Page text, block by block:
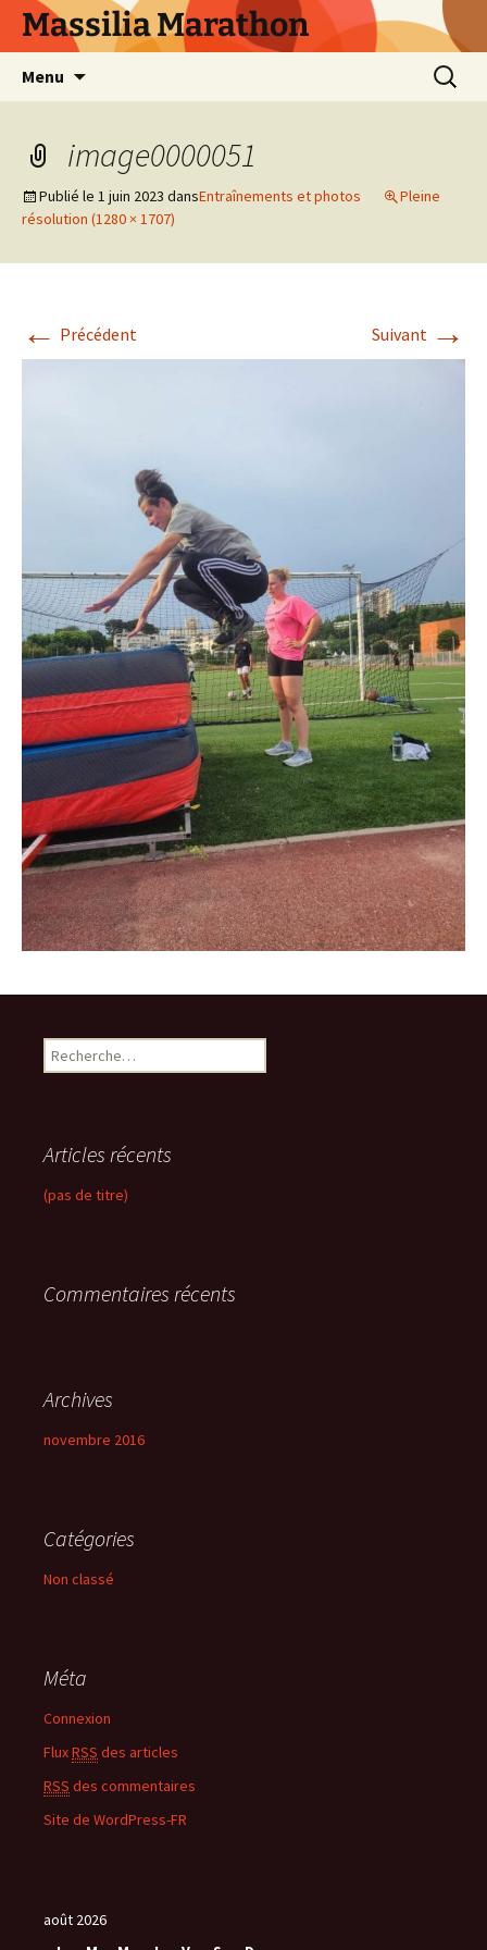
AllerMassilia Marathon
Menu
image0000051
Publié le 1 juin 2023 dansEntraînements et photos
Pleine
résolution (1280 × 1707)
← Précédent Suivant →
R
e
r
c
h
:
Articles récents
(pas de titre)
Commentaires récents
Archives
novembre 2016
Catégories
Non classé
Méta
Connexion
FluxRSS des articles
RSS des commentaires
Site de WordPress-FR
août 2026